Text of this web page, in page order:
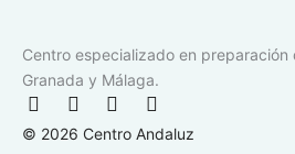
Centro especializado en preparación
Granada y Málaga.
F
c
I
s
T
k
Y
u
© 2026 Centro Andaluz